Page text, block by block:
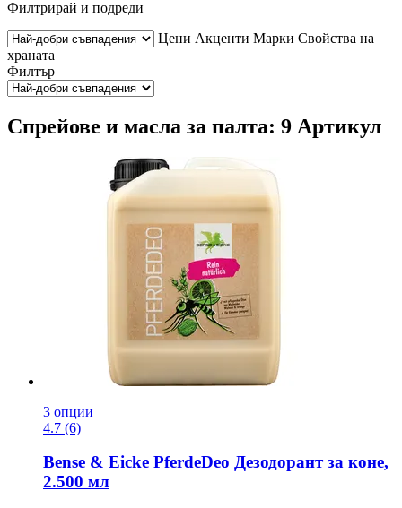
Филтрирай и подреди
Цени Акценти Марки Свойства на
храната
Филтър
Спрейове и масла за палта: 9 Артикул
3 опции
4.7 (6)
Bense & Eicke PferdeDeo Дезодорант за коне,
2.500 мл